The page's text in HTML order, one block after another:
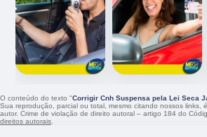
‹
O conteúdo do texto "Corrigir Cnh Suspensa pela Lei Seca
Sua reprodução, parcial ou total, mesmo citando nossos links,
autor. Crime de violação de direito autoral – artigo 184 do
direitos autorais.